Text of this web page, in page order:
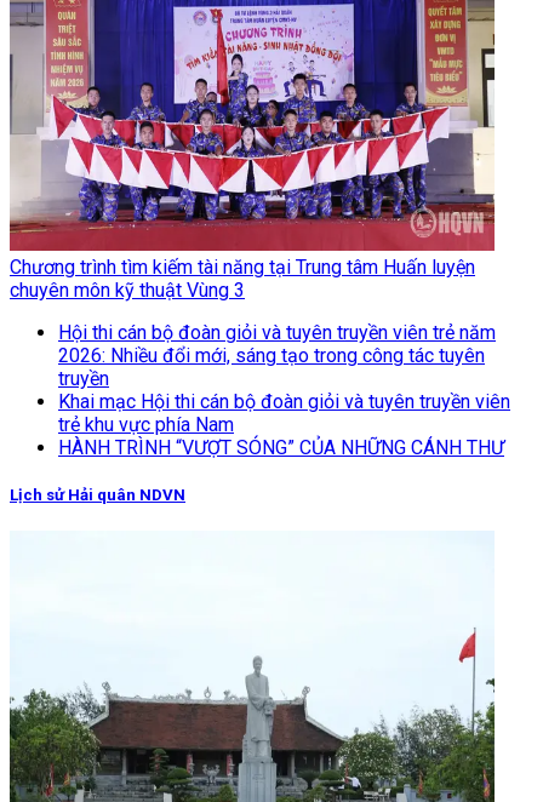
Chương trình tìm kiếm tài năng tại Trung tâm Huấn luyện
chuyên môn kỹ thuật Vùng 3
Hội thi cán bộ đoàn giỏi và tuyên truyền viên trẻ năm
2026: Nhiều đổi mới, sáng tạo trong công tác tuyên
truyền
Khai mạc Hội thi cán bộ đoàn giỏi và tuyên truyền viên
trẻ khu vực phía Nam
HÀNH TRÌNH “VƯỢT SÓNG” CỦA NHỮNG CÁNH THƯ
Lịch sử Hải quân NDVN